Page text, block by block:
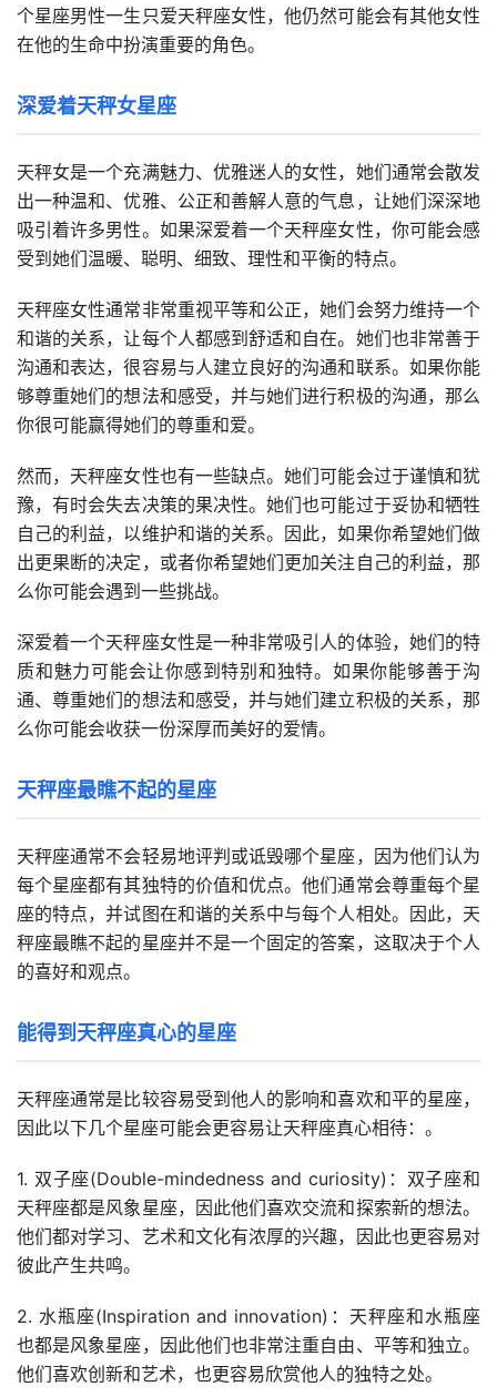
个星座男性一生只爱天秤座女性，他仍然可能会有其他女性
在他的生命中扮演重要的角色。
深爱着天秤女星座
天秤女是一个充满魅力、优雅迷人的女性，她们通常会散发
出一种温和、优雅、公正和善解人意的气息，让她们深深地
吸引着许多男性。如果深爱着一个天秤座女性，你可能会感
受到她们温暖、聪明、细致、理性和平衡的特点。
天秤座女性通常非常重视平等和公正，她们会努力维持一个
和谐的关系，让每个人都感到舒适和自在。她们也非常善于
沟通和表达，很容易与人建立良好的沟通和联系。如果你能
够尊重她们的想法和感受，并与她们进行积极的沟通，那么
你很可能赢得她们的尊重和爱。
然而，天秤座女性也有一些缺点。她们可能会过于谨慎和犹
豫，有时会失去决策的果决性。她们也可能过于妥协和牺牲
自己的利益，以维护和谐的关系。因此，如果你希望她们做
出更果断的决定，或者你希望她们更加关注自己的利益，那
么你可能会遇到一些挑战。
深爱着一个天秤座女性是一种非常吸引人的体验，她们的特
质和魅力可能会让你感到特别和独特。如果你能够善于沟
通、尊重她们的想法和感受，并与她们建立积极的关系，那
么你可能会收获一份深厚而美好的爱情。
天秤座最瞧不起的星座
天秤座通常不会轻易地评判或诋毁哪个星座，因为他们认为
每个星座都有其独特的价值和优点。他们通常会尊重每个星
座的特点，并试图在和谐的关系中与每个人相处。因此，天
秤座最瞧不起的星座并不是一个固定的答案，这取决于个人
的喜好和观点。
能得到天秤座真心的星座
天秤座通常是比较容易受到他人的影响和喜欢和平的星座，
因此以下几个星座可能会更容易让天秤座真心相待：。
1. 双子座(Double-mindedness and curiosity)：双子座和
天秤座都是风象星座，因此他们喜欢交流和探索新的想法。
他们都对学习、艺术和文化有浓厚的兴趣，因此也更容易对
彼此产生共鸣。
2. 水瓶座(Inspiration and innovation)：天秤座和水瓶座
也都是风象星座，因此他们也非常注重自由、平等和独立。
他们喜欢创新和艺术，也更容易欣赏他人的独特之处。